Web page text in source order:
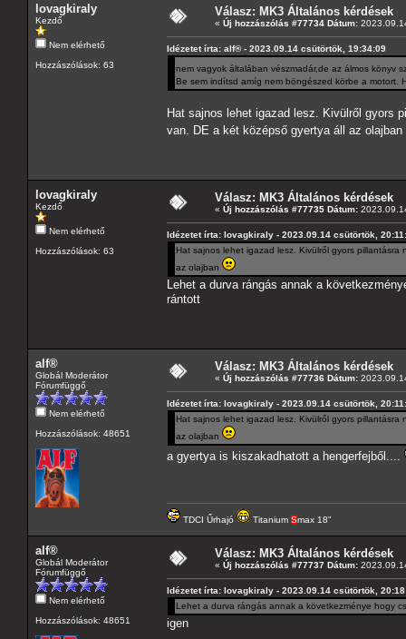
lovagkiraly
Kezdő
Nem elérhető
Hozzászólások: 63
Válasz: MK3 Általános kérdések
« Új hozzászólás #77734 Dátum:
Idézetet írta: alf® - 2023.09.14 csütörtök, 19:34:09
nem vagyok általában vészmadár,de az álmos könyv
Be sem indítsd amíg nem böngészed körbe a motort.
Hat sajnos lehet igazad lesz. Kivülről gyors
van. DE a két középső gyertya áll az olajban
lovagkiraly
Kezdő
Nem elérhető
Hozzászólások: 63
Válasz: MK3 Általános kérdések
« Új hozzászólás #77735 Dátum:
Idézetet írta: lovagkiraly - 2023.09.14 csütörtök,
Hat sajnos lehet igazad lesz. Kivülről gyors
az olajban
Lehet a durva rángás annak a
rántott
alf®
Globál Moderátor
Fórumfüggő
Nem elérhető
Hozzászólások: 48651
Válasz: MK3 Általános kérdések
« Új hozzászólás #77736 Dátum:
Idézetet írta: lovagkiraly - 2023.09.14 csütörtök,
Hat sajnos lehet igazad lesz. Kivülről gyors
az olajban
a gyertya is kiszakadhatott a hengerfejből....
TDCI Űrhajó Titanium Smax 18"
alf®
Globál Moderátor
Fórumfüggő
Nem elérhető
Hozzászólások: 48651
Válasz: MK3 Általános kérdések
« Új hozzászólás #77737 Dátum:
Idézetet írta: lovagkiraly - 2023.09.14 csütörtök,
Lehet a durva rángás annak a következménye hogy
igen